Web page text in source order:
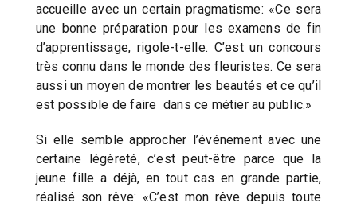
accueille avec un certain pragmatisme: «Ce sera
une bonne préparation pour les examens de fin
d’apprentissage, rigole-t-elle. C’est un concours
très connu dans le monde des fleuristes. Ce sera
aussi un moyen de montrer les beautés et ce qu’il
est possible de faire dans ce métier au public.»
Si elle semble approcher l’événement avec une
certaine légèreté, c’est peut-être parce que la
jeune fille a déjà, en tout cas en grande partie,
réalisé son rêve: «C’est mon rêve depuis toute